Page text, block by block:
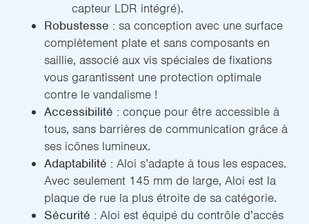
capteur LDR intégré).
Robustesse : sa conception avec une surface
complètement plate et sans composants en
saillie, associé aux vis spéciales de fixations
vous garantissent une protection optimale
contre le vandalisme !
Accessibilité : conçue pour être accessible à
tous, sans barrières de communication grâce à
ses icônes lumineux.
Adaptabilité : Aloi s’adapte à tous les espaces.
Avec seulement 145 mm de large, Aloi est la
plaque de rue la plus étroite de sa catégorie.
Sécurité : Aloi est équipé du contrôle d’accès